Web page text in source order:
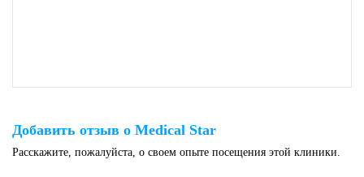
Добавить отзыв о Medical Star
Расскажите, пожалуйста, о своем опыте посещения этой клиники.